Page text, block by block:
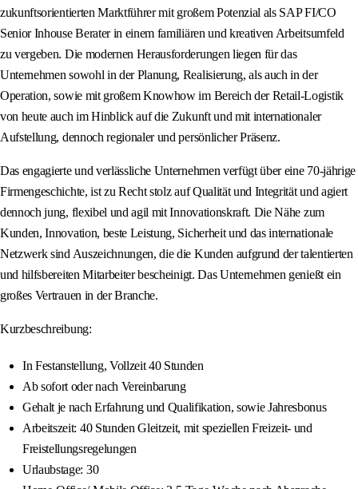
zukunftsorientierten Marktführer mit großem Potenzial als SAP FI/CO
Senior Inhouse Berater in einem familiären und kreativen Arbeitsumfeld
zu vergeben. Die modernen Herausforderungen liegen für das
Unternehmen sowohl in der Planung, Realisierung, als auch in der
Operation, sowie mit großem Knowhow im Bereich der Retail-Logistik
von heute auch im Hinblick auf die Zukunft und mit internationaler
Aufstellung, dennoch regionaler und persönlicher Präsenz.
Das engagierte und verlässliche Unternehmen verfügt über eine 70-jährige
Firmengeschichte, ist zu Recht stolz auf Qualität und Integrität und agiert
dennoch jung, flexibel und agil mit Innovationskraft. Die Nähe zum
Kunden, Innovation, beste Leistung, Sicherheit und das internationale
Netzwerk sind Auszeichnungen, die die Kunden aufgrund der talentierten
und hilfsbereiten Mitarbeiter bescheinigt. Das Unternehmen genießt ein
großes Vertrauen in der Branche.
Kurzbeschreibung:
In Festanstellung, Vollzeit 40 Stunden
Ab sofort oder nach Vereinbarung
Gehalt je nach Erfahrung und Qualifikation, sowie Jahresbonus
Arbeitszeit: 40 Stunden Gleitzeit, mit speziellen Freizeit- und
Freistellungsregelungen
Urlaubstage: 30